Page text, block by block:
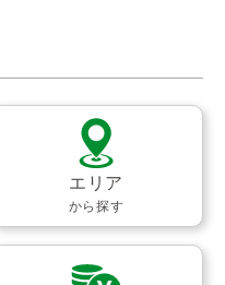
エリア
から探す